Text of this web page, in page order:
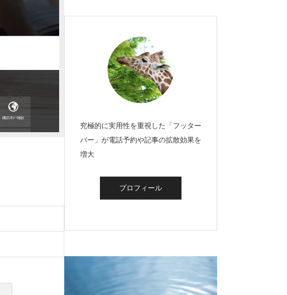
究極的に実用性を重視した「フッター
バー」が電話予約や記事の拡散効果を
増大
プロフィール